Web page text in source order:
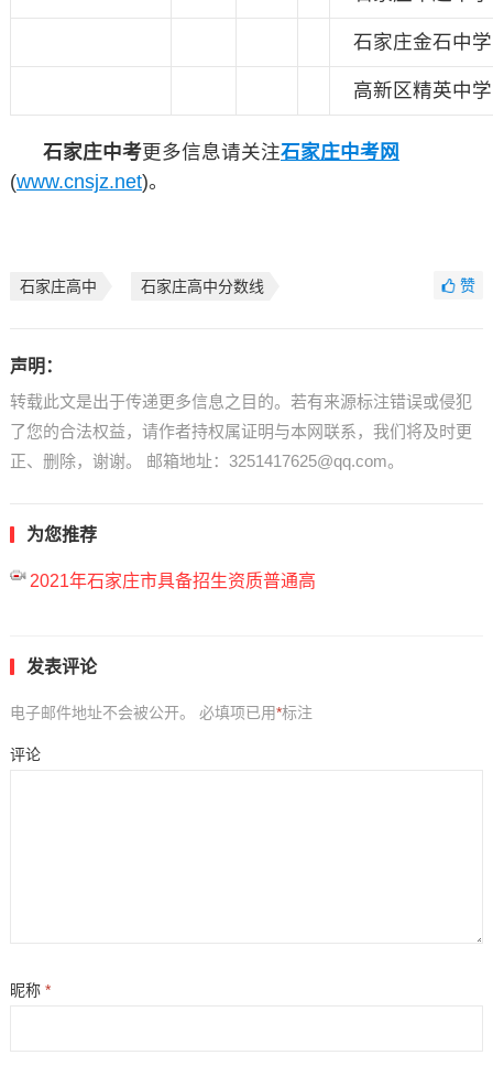
石家庄金石中学
高新区精英中学
石家庄中考更多信息请关注石家庄中考网
(www.cnsjz.net)。
石家庄高中 石家庄高中分数线 赞
声明：
转载此文是出于传递更多信息之目的。若有来源标注错误或侵犯
了您的合法权益，请作者持权属证明与本网联系，我们将及时更
正、删除，谢谢。 邮箱地址：3251417625@qq.com。
为您推荐
2021年石家庄市具备招生资质普通高
发表评论
电子邮件地址不会被公开。 必填项已用*标注
评论
昵称 *